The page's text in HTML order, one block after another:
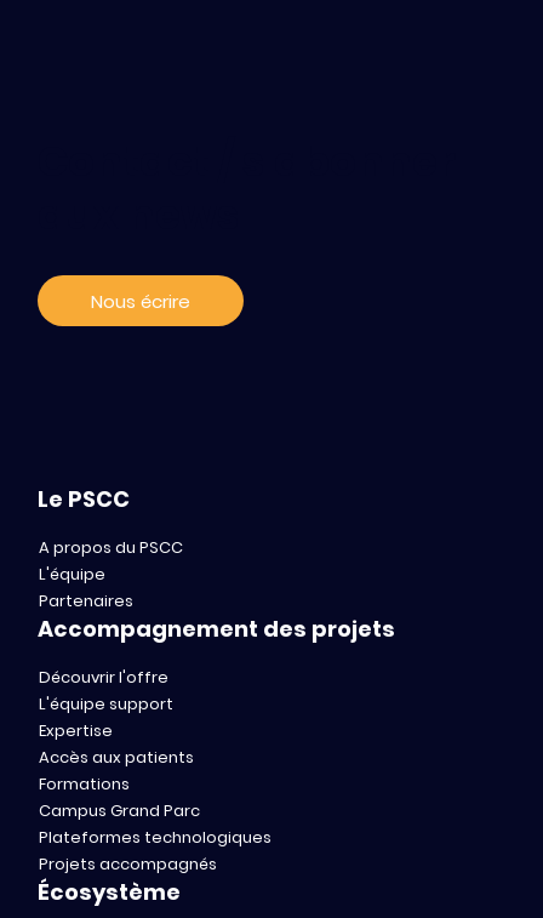
Nous écrire
Le PSCC
A propos du PSCC
L'équipe
Partenaires
Accompagnement des projets
Découvrir l'offre
L'équipe support
Expertise
Accès aux patients
Formations
Campus Grand Parc
Plateformes technologiques
Projets accompagnés
Écosystème